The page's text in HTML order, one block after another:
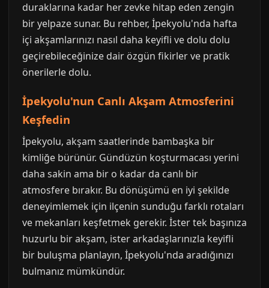
duraklarına kadar her zevke hitap eden zengin
bir yelpaze sunar. Bu rehber, İpekyolu'nda hafta
içi akşamlarınızı nasıl daha keyifli ve dolu dolu
geçirebileceğinize dair özgün fikirler ve pratik
önerilerle dolu.
İpekyolu'nun Canlı Akşam Atmosferini
Keşfedin
İpekyolu, akşam saatlerinde bambaşka bir
kimliğe bürünür. Gündüzün koşturmacası yerini
daha sakin ama bir o kadar da canlı bir
atmosfere bırakır. Bu dönüşümü en iyi şekilde
deneyimlemek için ilçenin sunduğu farklı rotaları
ve mekanları keşfetmek gerekir. İster tek başınıza
huzurlu bir akşam, ister arkadaşlarınızla keyifli
bir buluşma planlayın, İpekyolu'nda aradığınızı
bulmanız mümkündür.